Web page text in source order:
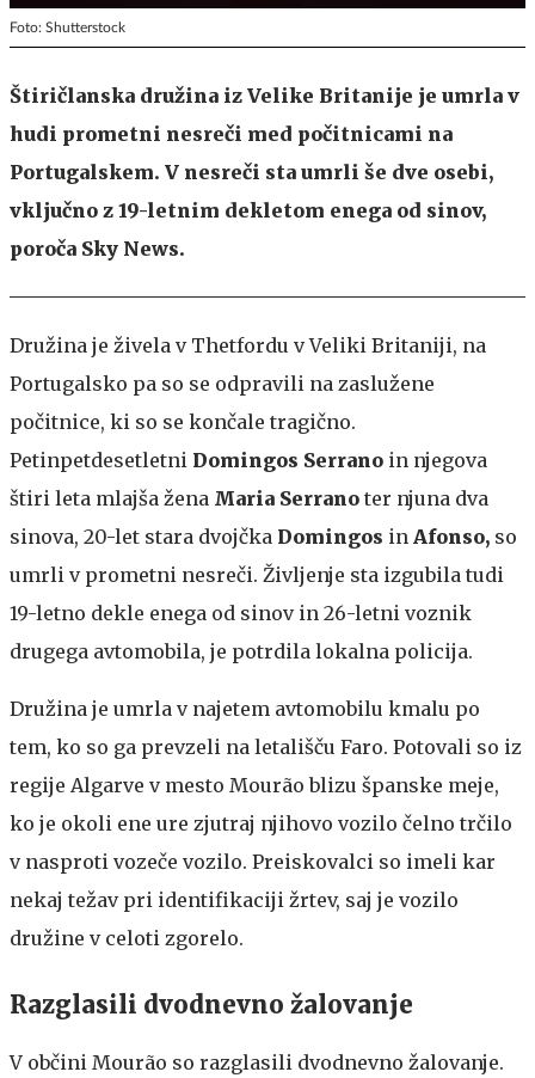
Foto: Shutterstock
Štiričlanska družina iz Velike Britanije je umrla v
hudi prometni nesreči med počitnicami na
Portugalskem. V nesreči sta umrli še dve osebi,
vključno z 19-letnim dekletom enega od sinov,
poroča Sky News.
Družina je živela v Thetfordu v Veliki Britaniji, na
Portugalsko pa so se odpravili na zaslužene
počitnice, ki so se končale tragično.
Petinpetdesetletni Domingos Serrano in njegova
štiri leta mlajša žena Maria Serrano ter njuna dva
sinova, 20-let stara dvojčka Domingos in Afonso, so
umrli v prometni nesreči. Življenje sta izgubila tudi
19-letno dekle enega od sinov in 26-letni voznik
drugega avtomobila, je potrdila lokalna policija.
Družina je umrla v najetem avtomobilu kmalu po
tem, ko so ga prevzeli na letališču Faro. Potovali so iz
regije Algarve v mesto Mourão blizu španske meje,
ko je okoli ene ure zjutraj njihovo vozilo čelno trčilo
v nasproti vozeče vozilo. Preiskovalci so imeli kar
nekaj težav pri identifikaciji žrtev, saj je vozilo
družine v celoti zgorelo.
Razglasili dvodnevno žalovanje
V občini Mourão so razglasili dvodnevno žalovanje.